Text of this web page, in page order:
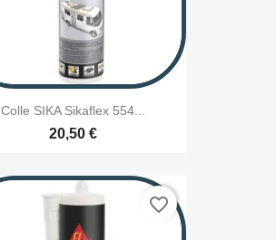
Colle SIKA Sikaflex 554...
20,50 €
favorite_border